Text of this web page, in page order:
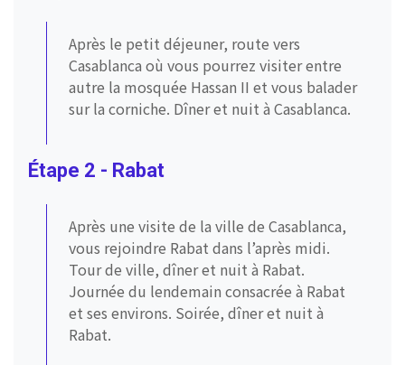
Après le petit déjeuner, route vers
Casablanca où vous pourrez visiter entre
autre la mosquée Hassan II et vous balader
sur la corniche. Dîner et nuit à Casablanca.
Étape 2 - Rabat
Après une visite de la ville de Casablanca,
vous rejoindre Rabat dans l’après midi.
Tour de ville, dîner et nuit à Rabat.
Journée du lendemain consacrée à Rabat
et ses environs. Soirée, dîner et nuit à
Rabat.